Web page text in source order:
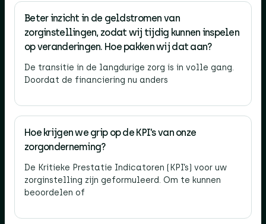
Beter inzicht in de geldstromen van
zorginstellingen, zodat wij tijdig kunnen inspelen
op veranderingen. Hoe pakken wij dat aan?
De transitie in de langdurige zorg is in volle gang.
Doordat de financiering nu anders
Hoe krijgen we grip op de KPI’s van onze
zorgonderneming?
De Kritieke Prestatie Indicatoren (KPI’s) voor uw
zorginstelling zijn geformuleerd. Om te kunnen
beoordelen of